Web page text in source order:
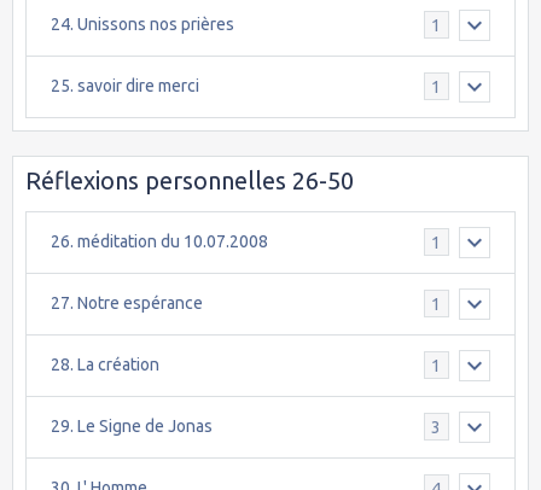
24. Unissons nos prières 1
25. savoir dire merci 1
Réflexions personnelles 26-50
26. méditation du 10.07.2008 1
27. Notre espérance 1
28. La création 1
29. Le Signe de Jonas 3